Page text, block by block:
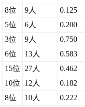
8位 9人
0.125
5位 6人
0.200
3位 9人
0.750
6位 13人
0.583
15位 27人
0.462
10位 12人
0.182
8位 10人
0.222